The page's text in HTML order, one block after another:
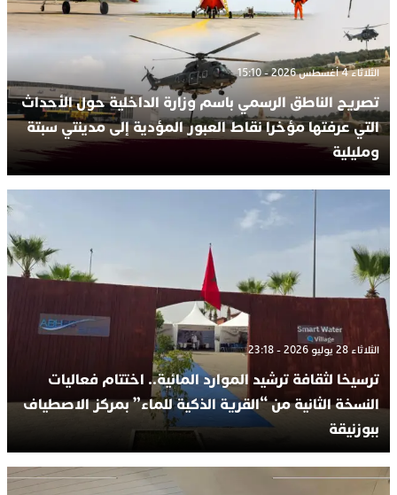
الثلاثاء 4 أغسطس 2026 - 15:10
تصريح الناطق الرسمي باسم وزارة الداخلية حول الأحداث
التي عرفتها مؤخرا نقاط العبور المؤدية إلى مدينتي سبتة
ومليلية
الثلاثاء 28 يوليو 2026 - 23:18
ترسيخا لثقافة ترشيد الموارد المائية.. اختتام فعاليات
النسخة الثانية من “القرية الذكية للماء” بمركز الاصطياف
ببوزنيقة